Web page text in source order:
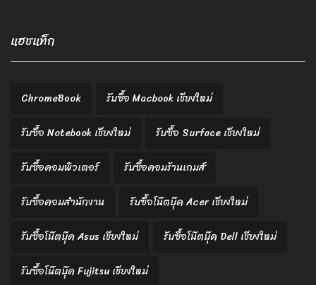
แฮชแท็ก
ChromeBook
รับซื้อ Macbook เชียงใหม่
รับซื้อ Notebook เชียงใหม่
รับซื้อ Surface เชียงใหม่
รับซื้อคอมพิวเตอร์
รับซื้อคอมร้านเกมส์
รับซื้อคอมสำนักงาน
รับซื้อโน๊ตบุ๊ค Acer เชียงใหม่
รับซื้อโน๊ตบุ๊ค Asus เชียงใหม่
รับซื้อโน๊ตบุ๊ค Dell เชียงใหม่
รับซื้อโน๊ตบุ๊ค Fujitsu เชียงใหม่